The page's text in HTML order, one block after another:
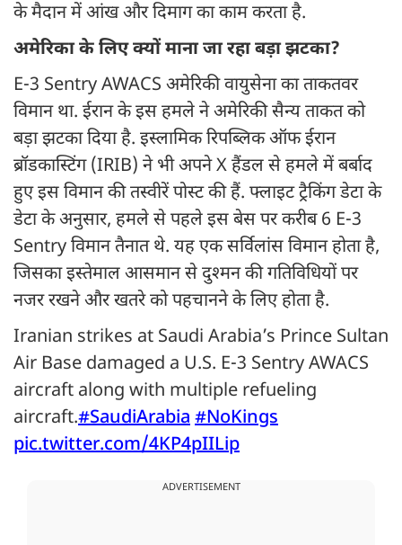
के मैदान में आंख और दिमाग का काम करता है.
अमेरिका के लिए क्यों माना जा रहा बड़ा झटका?
E-3 Sentry AWACS अमेरिकी वायुसेना का ताकतवर
विमान था. ईरान के इस हमले ने अमेरिकी सैन्य ताकत को
बड़ा झटका दिया है. इस्लामिक रिपब्लिक ऑफ ईरान
ब्रॉडकास्टिंग (IRIB) ने भी अपने X हैंडल से हमले में बर्बाद
हुए इस​ विमान की तस्वीरें पोस्ट की हैं. फ्लाइट ट्रैकिंग डेटा के
डेटा के अनुसार, हमले से पहले इस बेस पर करीब 6 E-3
Sentry विमान तैनात थे. यह एक सर्विलांस विमान होता है,
जिसका इस्तेमाल आसमान से दुश्मन की गतिविधियों पर
नजर रखने और खतरे को पहचानने के लिए होता है.
Iranian strikes at Saudi Arabia’s Prince Sultan
Air Base damaged a U.S. E-3 Sentry AWACS
aircraft along with multiple refueling
aircraft.#SaudiArabia#NoKings
pic.twitter.com/4KP4pIILip
ADVERTISEMENT